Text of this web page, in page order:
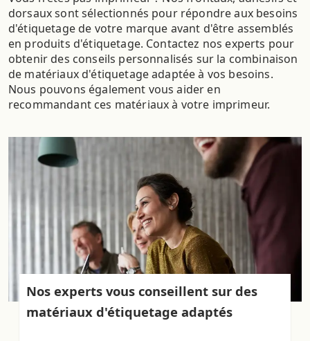
dorsaux sont sélectionnés pour répondre aux besoins
d'étiquetage de votre marque avant d'être assemblés
en produits d'étiquetage. Contactez nos experts pour
obtenir des conseils personnalisés sur la combinaison
de matériaux d'étiquetage adaptée à vos besoins.
Nous pouvons également vous aider en
recommandant ces matériaux à votre imprimeur.
Nos experts vous conseillent sur des
matériaux d'étiquetage adaptés